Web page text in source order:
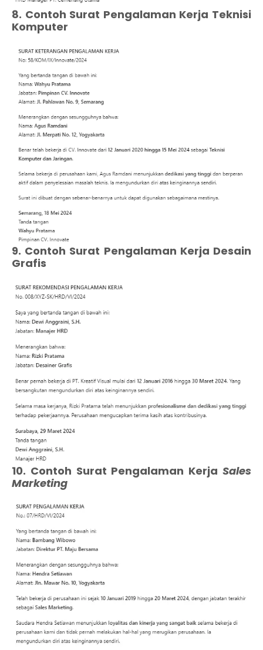
8. Contoh Surat Pengalaman Kerja Teknisi
Komputer
9. Contoh Surat Pengalaman Kerja Desain
Grafis
10. Contoh Surat Pengalaman Kerja Sales
Marketing